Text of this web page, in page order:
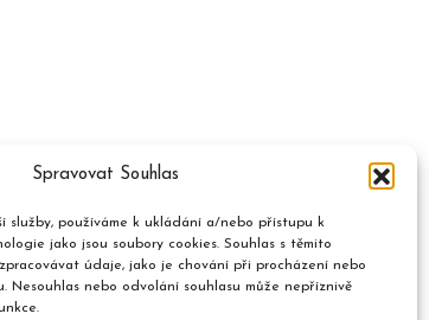
Spravovat Souhlas
služby, používáme k ukládání a/nebo přístupu k
jako jsou soubory cookies. Souhlas s těmito
údaje, jako je chování při procházení nebo
Nesouhlas nebo odvolání souhlasu může nepříznivě